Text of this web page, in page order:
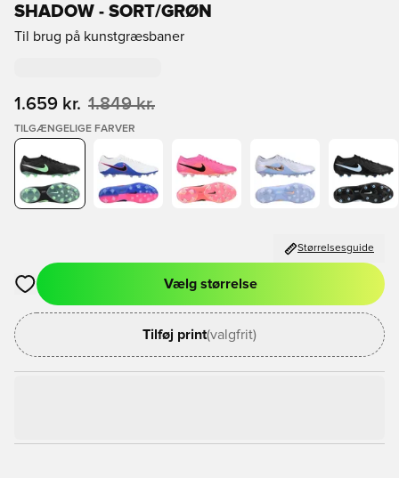
SHADOW - SORT/GRØN
Til brug på kunstgræsbaner
1.659 kr. 1.849 kr.
TILGÆNGELIGE FARVER
Størrelsesguide
Åbner en Modal til at logge ind eller tilmelde dig som medlem
Vælg størrelse
Tilføj print(valgfrit)